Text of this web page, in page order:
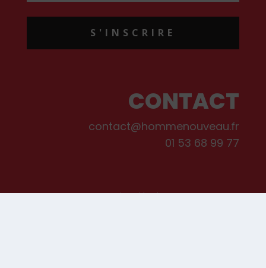
S'INSCRIRE
CONTACT
contact@hommenouveau.fr
01 53 68 99 77
Mentions légales